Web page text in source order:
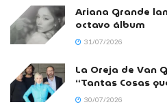
Ariana Grande
octavo álbum
31/07/2026
La Oreja de Van
“Tantas Cosas
30/07/2026